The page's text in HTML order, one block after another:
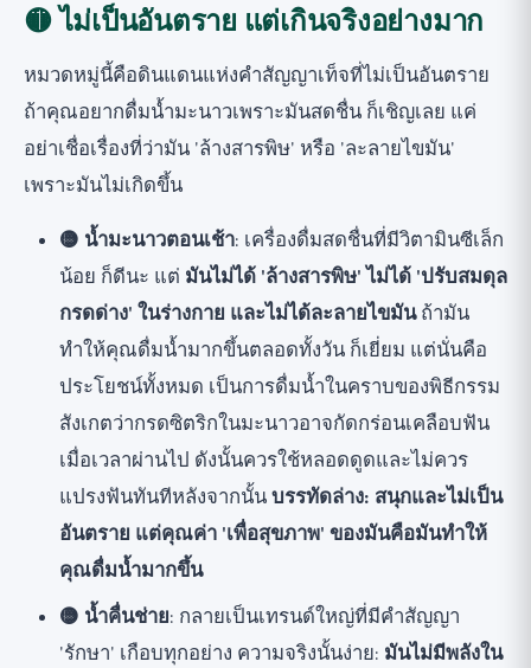
🟡 ไม่เป็นอันตราย แต่เกินจริงอย่างมาก
หมวดหมู่นี้คือดินแดนแห่งคำสัญญาเท็จที่ไม่เป็นอันตราย
ถ้าคุณอยากดื่มน้ำมะนาวเพราะมันสดชื่น ก็เชิญเลย แค่
อย่าเชื่อเรื่องที่ว่ามัน 'ล้างสารพิษ' หรือ 'ละลายไขมัน'
เพราะมันไม่เกิดขึ้น
🟡 น้ำมะนาวตอนเช้า: เครื่องดื่มสดชื่นที่มีวิตามินซีเล็ก
น้อย ก็ดีนะ แต่ มันไม่ได้ 'ล้างสารพิษ' ไม่ได้ 'ปรับสมดุล
กรดด่าง' ในร่างกาย และไม่ได้ละลายไขมันถ้ามัน
ทำให้คุณดื่มน้ำมากขึ้นตลอดทั้งวัน ก็เยี่ยม แต่นั่นคือ
ประโยชน์ทั้งหมด เป็นการดื่มน้ำในคราบของพิธีกรรม
สังเกตว่ากรดซิตริกในมะนาวอาจกัดกร่อนเคลือบฟัน
เมื่อเวลาผ่านไป ดังนั้นควรใช้หลอดดูดและไม่ควร
แปรงฟันทันทีหลังจากนั้นบรรทัดล่าง: สนุกและไม่เป็น
อันตราย แต่คุณค่า 'เพื่อสุขภาพ' ของมันคือมันทำให้
คุณดื่มน้ำมากขึ้น
🟡 น้ำคื่นช่าย: กลายเป็นเทรนด์ใหญ่ที่มีคำสัญญา
'รักษา' เกือบทุกอย่าง ความจริงนั้นง่าย: มันไม่มีพลังใน